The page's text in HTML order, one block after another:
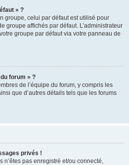
» ?
groupe, celui par défaut est utilisé pour
groupe affichés par défaut. L’administrateur
groupe par défaut via votre panneau de
du forum » ?
de l’équipe du forum, y compris les
que d’autres détails tels que les forums
privés !
n’êtes pas enregistré et/ou connecté,